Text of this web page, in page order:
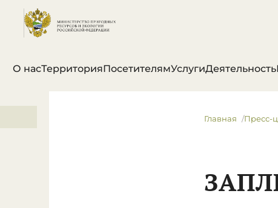
О насТерриторияПосетителямУслугиДеятельность
Главная Пресс-